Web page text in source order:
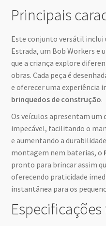
Principais
Este conjunto versátil inclui
Estrada, um Bob Workers e
que a criança explore
obras. Cada peça é
e oferecer uma experiência
brinquedos de construção.
Os veículos apresentam
impecável, facilitando o
e aumentando a
montagem nem baterias, o
pronto para brincar assim
oferecendo praticidade
instantânea para os